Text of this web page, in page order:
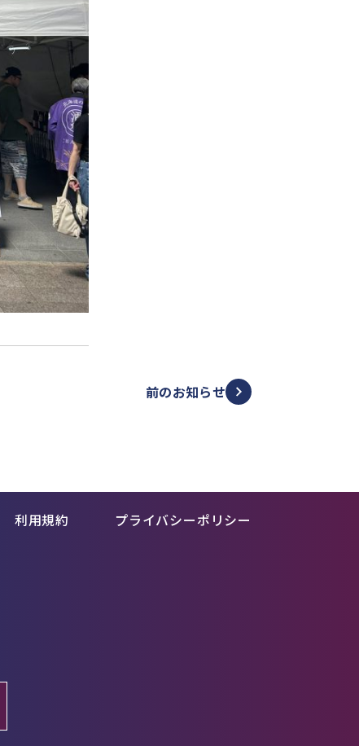
前のお知らせ
利用規約 プライバシーポリシー